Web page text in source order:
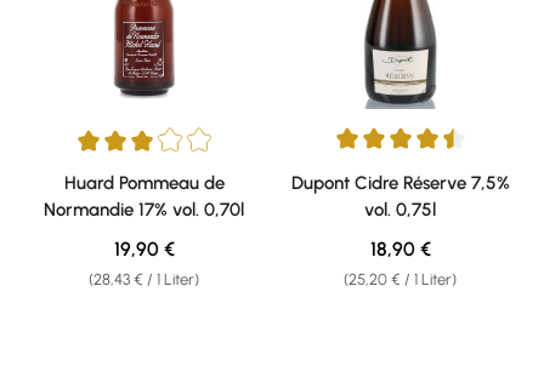
Durchschnittliche Bewertung von 3 von 5 Sternen
Huard Pommeau de
Normandie 17% vol. 0,70l
(28,43 € / 1 Liter)
Regulärer Preis:
19,90 €
Durchschnittliche Bewertung
Dupont Cidre Réserve 7,5%
vol. 0,75l
(25,20 € / 1 Liter)
Regulärer Preis:
18,90 €